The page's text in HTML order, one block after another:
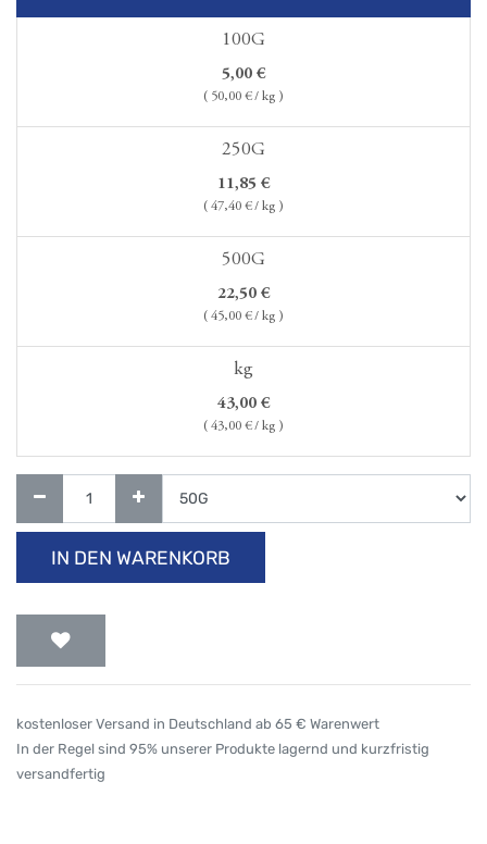
100G
5,00 €
( 50,00 € / kg )
250G
11,85 €
( 47,40 € / kg )
500G
22,50 €
( 45,00 € / kg )
kg
43,00 €
( 43,00 € / kg )
IN DEN WARENKORB
kostenloser Versand in Deutschland ab 65 € Warenwert
In der Regel sind 95% unserer Produkte lagernd und kurzfristig
versandfertig